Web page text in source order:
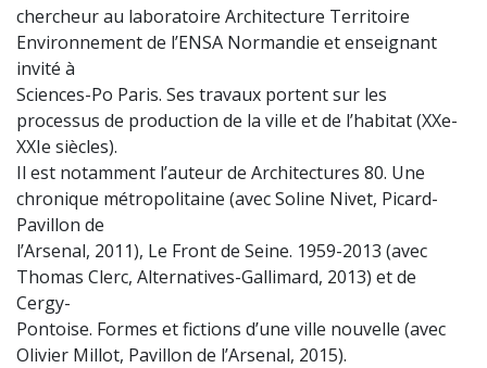
chercheur au laboratoire Architecture Territoire
Environnement de l’ENSA Normandie et enseignant
invité à
Sciences-Po Paris. Ses travaux portent sur les
processus de production de la ville et de l’habitat (XXe-
XXIe siècles).
Il est notamment l’auteur de Architectures 80. Une
chronique métropolitaine (avec Soline Nivet, Picard-
Pavillon de
l’Arsenal, 2011), Le Front de Seine. 1959-2013 (avec
Thomas Clerc, Alternatives-Gallimard, 2013) et de
Cergy-
Pontoise. Formes et fictions d’une ville nouvelle (avec
Olivier Millot, Pavillon de l’Arsenal, 2015).